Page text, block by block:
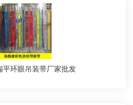
平环眼吊装带厂家批发